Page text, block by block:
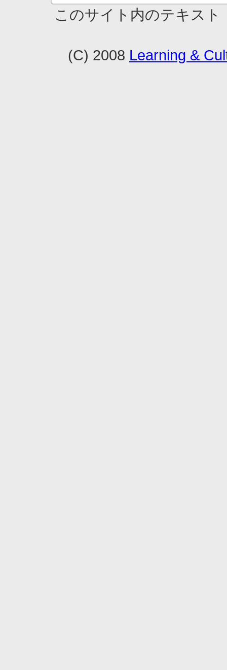
このサイト内のテキス
(C) 2008 Learning &